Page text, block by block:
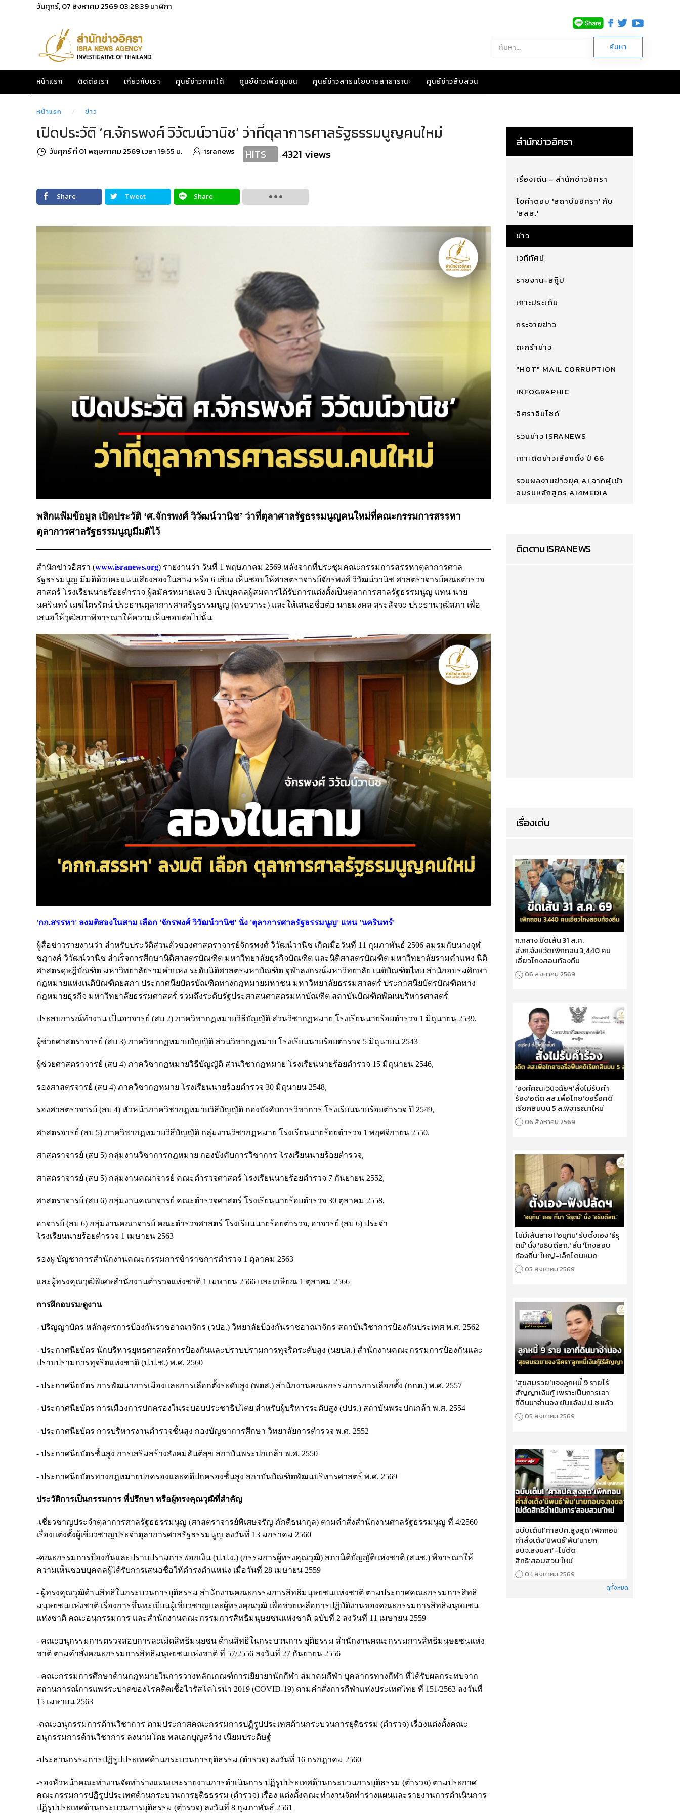
วันศุกร์, 07 สิงหาคม 256903:28:41นาฬิกา
หน้าแรก ติดต่อเรา เกี่ยวกับเรา ศูนย์ข่าวภาคใต้ ศูนย์ข่าวเพื่อชุมชน ศูนย์ข่าวสารนโยบายสาธารณะ ศูนย์ข่าวสืบสวน
หน้าแรก ข่าว
เปิดประวัติ ‘ศ.จักรพงศ์ วิวัฒน์วานิช’ ว่าที่ตุลาการศาลรัฐธรรมนูญคนใหม่
วันศุกร์ ที่ 01 พฤษภาคม 2569 เวลา 19:55 น. isranews HITS 4321 views
Share Tweet Share
พลิกแฟ้มข้อมูล เปิดประวัติ ‘ศ.จักรพงศ์ วิวัฒน์วานิช’ ว่าที่ตุลาศาลรัฐธรรมนูญคนใหม่ที่คณะกรรมการสรรหา
ตุลาการศาลรัฐธรรมนูญมีมติไว้
สำนักข่าวอิศรา (www.isranews.org) รายงานว่า วันที่ 1 พฤษภาคม 2569 หลังจากที่ประชุมคณะกรรมการสรรหาตุลาการศาล
รัฐธรรมนูญ มีมติด้วยคะแนนเสียงสองในสาม หรือ 6 เสียง เห็นชอบให้ศาสตราจารย์จักรพงศ์ วิวัฒน์วานิช ศาสตราจารย์คณะตำรวจ
ศาสตร์ โรงเรียนนายร้อยตำรวจ ผู้สมัครหมายเลข 3 เป็นบุคคลผู้สมควรได้รับการแต่งตั้งเป็นตุลาการศาลรัฐธรรมนูญ แทน นาย
นครินทร์ เมฆไตรรัตน์ ประธานตุลาการศาลรัฐธรรมนูญ (ครบวาระ) และให้เสนอชื่อต่อ นายมงคล สุระสัจจะ ประธานวุฒิสภา เพื่อ
เสนอให้วุฒิสภาพิจารณาให้ความเห็นชอบต่อไปนั้น
'กก.สรรหา' ลงมติสองในสาม เลือก 'จักรพงศ์ วิวัฒน์วานิช' นั่ง 'ตุลาการศาลรัฐธรรมนูญ' แทน 'นครินทร์'
ผู้สื่อข่าวรายงานว่า สำหรับประวัติส่วนตัวของศาสตราจารย์จักรพงศ์ วิวัฒน์วานิช เกิดเมื่อวันที่ 11 กุมภาพันธ์ 2506 สมรมกับนางจุฬ
ชฎางค์ วิวัฒน์วานิช สำเร็จการศึกษานิติศาสตรบัณฑิต มหาวิทยาลัยธุรกิจบัณฑิต และนิติศาสตรบัณฑิต มหาวิทยาลัยรามคําแหง นิติ
ศาสตรดุษฎีบัณฑิต มหาวิทยาลัยรามคำแหง ระดับนิติศาสตรมหาบัณฑิต จุฬาลงกรณ์มหาวิทยาลัย เนติบัณฑิตไทย สํานักอบรมศึกษา
กฏหมายแห่งเนติบัณฑิตยสภา ประกาศนียบัตรบัณฑิตทางกฎหมายมหาชน มหาวิทยาลัยธรรมศาสตร์ ประกาศนียบัตรบัณฑิตทาง
กฎหมายธุรกิจ มหาวิทยาลัยธรรมศาสตร์ รวมถึงระดับรัฐประศาสนศาสตรมหาบัณฑิต สถาบันบัณฑิตพัฒนบริหารศาสตร์
ประสบการณ์ทำงาน เป็นอาจารย์ (สบ 2) ภาควิชากฏหมายวิธีบัญญัติ ส่วนวิชากฏหมาย โรงเรียนนายร้อยตํารวจ 1 มิถุนายน 2539,
ผู้ช่วยศาสตราจารย์ (สบ 3) ภาควิชากฏหมายบัญญิติ ส่วนวิชากฏหมาย โรงเรียนนายร้อยตํารวจ 5 มิถุนายน 2543
ผู้ช่วยศาสตราจารย์ (สบ 4) ภาควิชากฏหมายวิธีบัญญัติ ส่วนวิชากฏหมาย โรงเรียนนายร้อยตํารวจ 15 มิถุนายน 2546,
รองศาสตรจารย์ (สบ 4) ภาควิชากฏหมาย โรงเรียนนายร้อยตํารวจ 30 มิถุนายน 2548,
รองศาสตราจารย์ (สบ 4) หัวหน้าภาควิชากฎหมายวิธีบัญญัติ กองบังคับการวิชาการ โรงเรียนนายร้อยตํารวจ ปี 2549,
ศาสตรจารย์ (สบ 5) ภาควิชากฏหมายวิธีบัญญัติ กลุ่มงานวิชากฏหมาย โรงเรียนนายร้อยตํารวจ 1 พฤศจิกายน 2550,
ศาสตราจารย์ (สบ 5) กลุ่มงานวิชาการกฎหมาย กองบังคับการวิชาการ โรงเรียนนายร้อยตํารวจ,
ศาสตราจารย์ (สบ 5) กลุ่มงานคณาจารย์ คณะตํารวจศาสตร์ โรงเรียนนายร้อยตํารวจ 7 กันยายน 2552,
ศาสตราจารย์ (สบ 6) กลุ่มงานคณาจารย์ คณะตํารวจศาสตร์ โรงเรียนนายร้อยตํารวจ 30 ตุลาคม 2558,
อาจารย์ (สบ 6) กลุ่มงานคณาจารย์ คณะตํารวจศาสตร์ โรงเรียนนายร้อยตํารวจ, อาจารย์ (สบ 6) ประจํา
โรงเรียนนายร้อยตํารวจ 1 เมษายน 2563
รองผู บัญชาการสํานักงานคณะกรรมการข้าราชการตํารวจ 1 ตุลาคม 2563
และผู้ทรงคุณวุฒิพิเศษสํานักงานตํารวจแห่งชาติ 1 เมษายน 2566 และเกษียณ 1 ตุลาคม 2566
การฝึกอบรม/ดูงาน
- ปริญญาบัตร หลักสูตรการป้องกันราชอาณาจักร (วปอ.) วิทยาลัยป้องกันราชอาณาจักร สถาบันวิชาการป้องกันประเทศ พ.ศ. 2562
- ประกาศนียบัตร นักบริหารยุทธศาสตร์การป้องกันและปราบปรามการทุจริตระดับสูง (นยปส.) สำนักงานคณะกรรมการป้องกันและ
ปราบปรามการทุจริตแห่งชาติ (ป.ป.ช.) พ.ศ. 2560
- ประกาศนียบัตร การพัฒนาการเมืองและการเลือกตั้งระดับสูง (พตส.) สำนักงานคณะกรรมการการเลือกตั้ง (กกต.) พ.ศ. 2557
- ประกาศนียบัตร การเมืองการปกครองในระบอบประชาธิปไตย สำหรับผู้บริหารระดับสูง (ปปร.) สถาบันพระปกเกล้า พ.ศ. 2554
- ประกาศนียบัตร การบริหารงานตำรวจชั้นสูง กองบัญชาการศึกษา วิทยาลัยการตำรวจ พ.ศ. 2552
- ประกาศนียบัตรชั้นสูง การเสริมสร้างสังคมสันติสุข สถาบันพระปกเกล้า พ.ศ. 2550
- ประกาศนียบัตรทางกฎหมายปกครองและคดีปกครองชั้นสูง สถาบันบัณฑิตพัฒนบริหารศาสตร์ พ.ศ. 2569
ประวัติการเป็นกรรมการ ที่ปรึกษา หรือผู้ทรงคุณวุฒิที่สำคัญ
-เชี่ยวชาญประจำตุลาการศาลรัฐธธรรมนูญ (ศาสตราจารย์พิเศษจรัญ ภักดีธนากุล) ตามคำสั่งสำนักงานศาลรัฐธรรมนูญ ที่ 4/2560
เรื่องแต่งตั้งผู้เชี่ยวชาญประจำตุลาการศาลรัฐธรรมนูญ ลงวันที่ 13 มกราคม 2560
-คณะกรรมการป้องกันและปราบปรามการฟอกเงิน (ป.ป.ง.) (กรรมการผู้ทรงคุณวุฒิ) สภานิติบัญญัติแห่งชาติ (สนช.) พิจารณาให้
ความเห็นชอบบุคคลผู้ได้รับการเสนอชื่อให้ดำรงตำแหน่ง เมื่อวันที่ 28 เมษายน 2559
- ผู้ทรงคุณวุฒิด้านสิทธิในกระบวนการยุติธรรม สำนักงานคณะกรรมการสิทธิมนุษยชนแห่งชาติ ตามประกาศคณะกรรมการสิทธิ
มนุษยชนแห่งชาติ เรื่องการขึ้นทะเบียนผู้เชี่ยวชาญและผู้ทรงคุณวุฒิ เพื่อช่วยเหลือการปฏิบัติงานของคณะกรรมการสิทธิมนุษยชน
แห่งชาติ คณะอนุกรรมการ และสำนักงานคณะกรรมการสิทธิมนุษยชนแห่งชาติ ฉบับที่ 2 ลงวันที่ 11 เมษายน 2559
- คณะอนุกรรมการตรวจสอบการละเมิดสิทธิมนุยชน ด้านสิทธิในกระบวนการ ยุติธรรม สำนักงานคณะกรรมการสิทธิมนุษยชนแห่ง
ชาติ ตามคำสั่งคณะกรรมการสิทธิมนุษยชนแห่งชาติ ที่ 57/2556 ลงวันที่ 27 กันยายน 2556
- คณะกรรมการศึกษาด้านกฎหมายในการวางหลักเกณฑ์การเยียวยานักกีฬา สมาคมกีฬา บุคลากรทางกีฬา ที่ได้รับผลกระทบจาก
สถานการณ์การแพร่ระบาดของโรคติดเชื้อไวรัสโคโรน่า 2019 (COVID-19) ตามคำสั่งการกีฬาแห่งประเทศไทย ที่ 151/2563 ลงวันที่
15 เมษายน 2563
-คณะอนุกรรมการด้านวิชาการ ตามประกาศคณะกรรมการปฏิรูปประเทศด้านกระบวนการยุติธรรม (ตำรวจ) เรื่องแต่งตั้งคณะ
อนุกรรมการด้านวิชาการ ลงนามโดย พลเอกบุญสร้าง เนียมประดิษฐ์
-ประธานกรรมการปฏิรูปประเทศด้านกระบวนการยุติธรรม (ตำรวจ) ลงวันที่ 16 กรกฎาคม 2560
-รองหัวหน้าคณะทำงานจัดทำร่างแผนและรายงานการดำเนินการ ปฏิรูปประเทศด้านกระบวนการยุติธรรม (ตำรวจ) ตามประกาศ
คณะกรรมการปฏิรูปประเทศด้านกระบวนการยุติธธรรม (ตำรวจ) เรื่อง แต่งตั้งคณะทำงานจัดทำร่างแผนและรายงานการดำเนินการ
ปฏิรูปประเทศด้านกระบวนการยุติธรรม (ตำรวจ) ลงวันที่ 8 กุมภาพันธ์ 2561
สำนักข่าวอิศรา
เรื่องเด่น - สำนักข่าวอิศรา
ไขคำตอบ 'สถาบันอิศรา' กับ
'สสส.'
ข่าว
เวทีทัศน์
รายงาน-สกู๊ป
เกาะประเด็น
กระจายข่าว
ตะกร้าข่าว
"HOT" MAIL CORRUPTION
INFOGRAPHIC
อิศราอินไซด์
รวมข่าว ISRANEWS
เกาะติดข่าวเลือกตั้ง ปี 66
รวมผลงานข่าวยุค AI จากผู้เข้า
อบรมหลักสูตร AI4MEDIA
ติดตาม ISRANEWS
เรื่องเด่น
ก.กลาง ขีดเส้น 31 ส.ค.
ส่งก.จังหวัดเพิกถอน 3,440 คน
เอี่ยวโกงสอบท้องถิ่น
06 สิงหาคม 2569
‘องค์คณะวินิจฉัยฯ’สั่งไม่รับคำ
ร้อง‘อดีต สส.เพื่อไทย’ขอรื้อคดี
เรียกสินบน 5 ล.พิจารณาใหม่
06 สิงหาคม 2569
ไม่มีเส้นสาย! 'อนุทิน' รับตั้งเอง 'ธีรุ
ตม์' นั่ง 'อธิบดีสถ.' ลั่น 'โกงสอบ
ท้องถิ่น' ใหญ่-เล็กโดนหมด
05 สิงหาคม 2569
‘สุขสมรวย’แจงลูกหนี้ 9 รายไร้
สัญญาเงินกู้ เพราะเป็นการเอา
ที่ดินมาจำนอง ยันแจ้งป.ป.ช.แล้ว
05 สิงหาคม 2569
ฉบับเต็ม!‘ศาลปค.สูงสุด’เพิกถอน
คำสั่งเด้ง‘นิพนธ์’พ้น‘นายก
อบจ.สงขลา’-ไม่ตัด
สิทธิ‘สอบสวน’ใหม่
04 สิงหาคม 2569
ดูทั้งหมด